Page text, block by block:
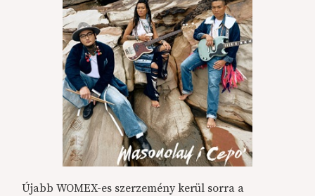
Újabb WOMEX-es szerzemény kerül sorra a